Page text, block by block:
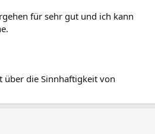
für sehr gut und ich kann
über die Sinnhaftigkeit von